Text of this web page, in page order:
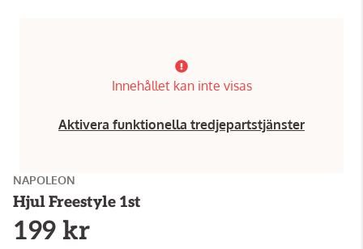
Innehållet kan inte visas
Aktivera funktionella tredjepartstjänster
NAPOLEON
Hjul Freestyle 1st
199 kr